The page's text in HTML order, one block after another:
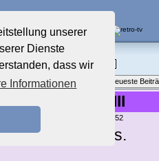
unserer
Dienste
dass wir
Informationen
im Kino, Fernsehen & auf DVD
• Neues Thema Neueste
Filme raten VIII
von: , 27.01.18 15:52
auf ein neues.